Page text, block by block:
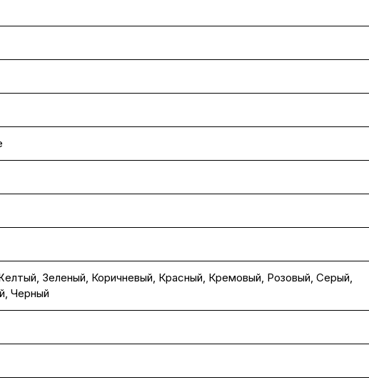
, Зеленый, Коричневый, Красный, Кремовый, Розовый, Серый,
, Черный